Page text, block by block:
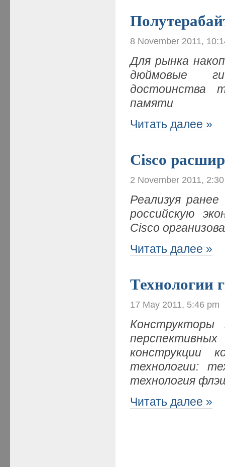
8 November 2011,
Для рынка
дюймовые
достоинства
памяти
Читать далее »
Cisco
2 November 2011,
Реализуя
российскую
Cisco
Читать далее »
Технологии
17 May 2011, 5:46 pm
Конструкторы
конструкции
технологии:
технология
Читать далее »